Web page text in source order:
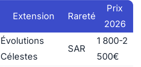
Extension Rareté
Prix
2026
Évolutions
Célestes
SAR
1 800-2
500€